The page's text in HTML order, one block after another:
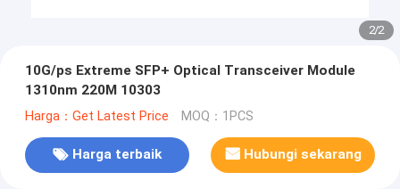
1/2
10G/ps Extreme SFP+ Optical Transceiver Module
1310nm 220M 10303
Harga：Get Latest Price MOQ：1PCS
Harga terbaik Hubungi sekarang